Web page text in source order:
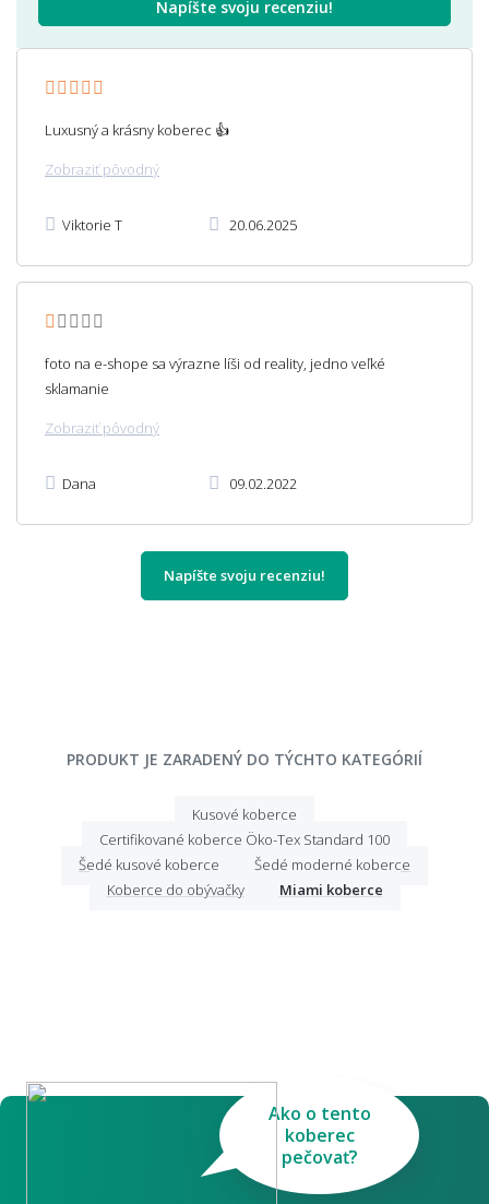
Napíšte svoju recenziu!
Luxusný a krásny koberec 👍
Zobraziť pôvodný
Viktorie T 20.06.2025
foto na e-shope sa výrazne líši od reality, jedno veľké
sklamanie
Zobraziť pôvodný
Dana 09.02.2022
Napíšte svoju recenziu!
PRODUKT JE ZARADENÝ DO TÝCHTO KATEGÓRIÍ
Kusové koberce
Certifikované koberce Öko-Tex Standard 100
Šedé kusové koberce
Šedé moderné koberce
Koberce do obývačky
Miami koberce
Ako o tento
koberec
pečovať?